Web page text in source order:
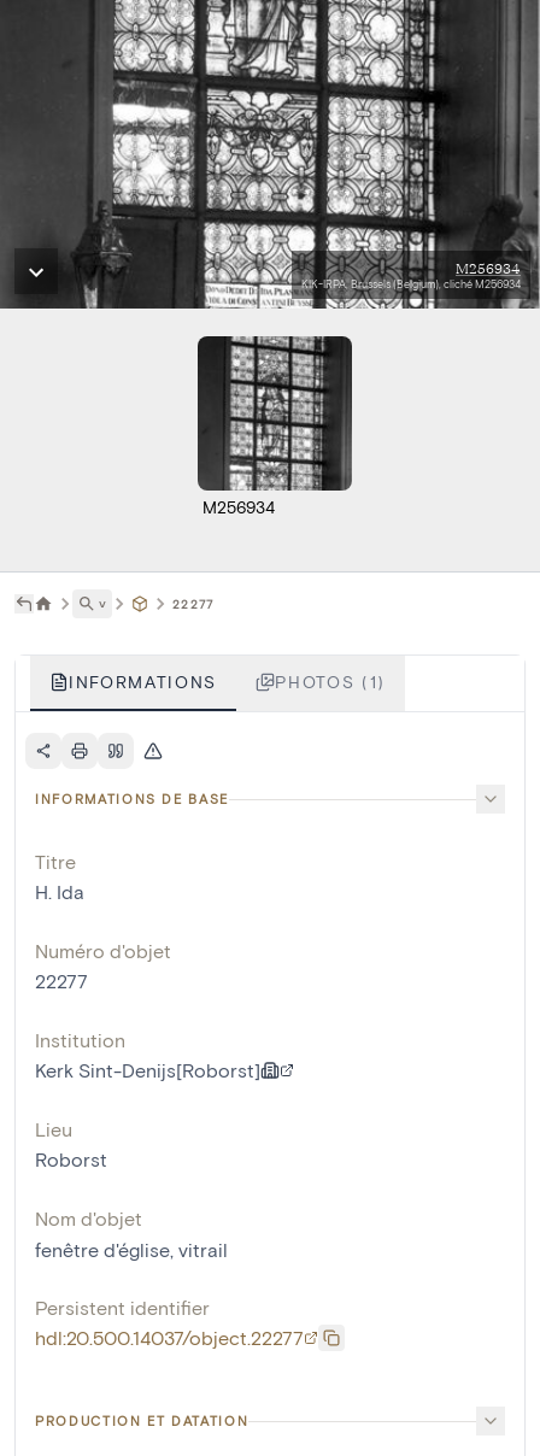
M256934
KIK-IRPA, Brussels (Belgium), cliché M256934
M256934
˅ 22277
INFORMATIONS PHOTOS (1)
INFORMATIONS DE BASE
Titre
H. Ida
Numéro d'objet
22277
Institution
Kerk Sint-Denijs[Roborst]
Lieu
Roborst
Nom d'objet
fenêtre d'église, vitrail
Persistent identifier
hdl:20.500.14037/object.22277
PRODUCTION ET DATATION